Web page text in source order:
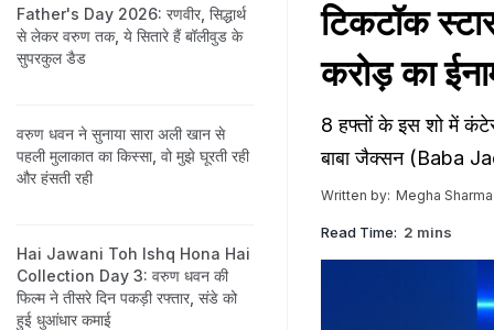
टिकटॉक
करोड़ का
8 हफ्तों के इस शो में
बाबा जैक्सन (Baba
Written by: Megha Sharma
Read Time: 2 mins
Father's Day 2026: रणवीर, सिद्धार्थ
से लेकर वरुण तक, ये सितारे हैं बॉलीवुड के
सुपरकुल डैड
वरुण धवन ने सुनाया सारा अली खान से
पहली मुलाकात का किस्सा, वो मुझे घूरती रही
और हंसती रही
Hai Jawani Toh Ishq Hona Hai
Collection Day 3: वरुण धवन की
फिल्म ने तीसरे दिन पकड़ी रफ्तार, संडे को
हुई धुआंधार कमाई